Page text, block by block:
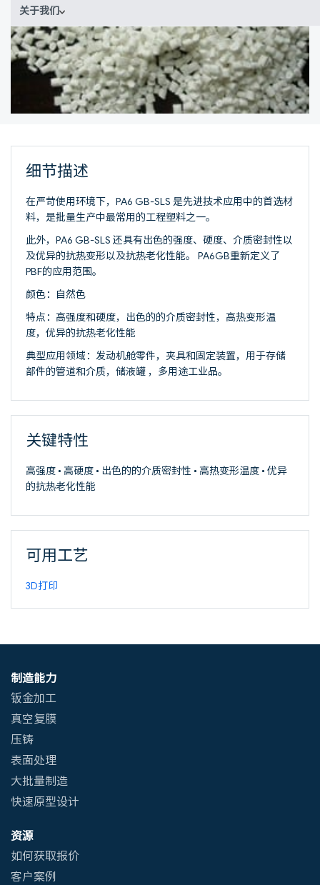
关于我们
细节描述
在严苛使用环境下，PA6 GB-SLS 是先进技术应用中的首选材
料，是批量生产中最常用的工程塑料之一。
此外，PA6 GB-SLS 还具有出色的强度、硬度、介质密封性以
及优异的抗热变形以及抗热老化性能。 PA6GB重新定义了
PBF的应用范围。
颜色：自然色
特点：高强度和硬度，出色的的介质密封性，高热变形温
度，优异的抗热老化性能
典型应用领域：发动机舱零件，夹具和固定装置，用于存储
部件的管道和介质，储液罐 ，多用途工业品。
关键特性
高强度 • 高硬度 • 出色的的介质密封性 • 高热变形温度 • 优异
的抗热老化性能
可用工艺
3D打印
制造能力
钣金加工
真空复膜
压铸
表面处理
大批量制造
快速原型设计
资源
如何获取报价
客户案例